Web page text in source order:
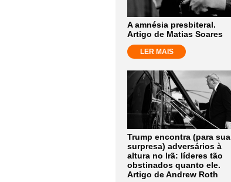
A amnésia presbiteral.
Artigo de Matias Soares
LER MAIS
Trump encontra (para sua
surpresa) adversários à
altura no Irã: líderes tão
obstinados quanto ele.
Artigo de Andrew Roth